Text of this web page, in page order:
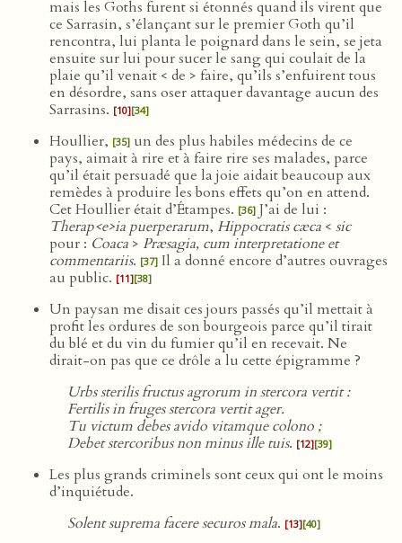
mais les Goths furent si étonnés quand ils virent que
ce Sarrasin, s’élançant sur le premier Goth qu’il
rencontra, lui planta le poignard dans le sein, se jeta
ensuite sur lui pour sucer le sang qui coulait de la
plaie qu’il venait < de > faire, qu’ils s’enfuirent tous
en désordre, sans oser attaquer davantage aucun des
Sarrasins. [10][34]
Houllier, [35] un des plus habiles médecins de ce
pays, aimait à rire et à faire rire ses malades, parce
qu’il était persuadé que la joie aidait beaucoup aux
remèdes à produire les bons effets qu’on en attend.
Cet Houllier était d’Étampes. [36] J’ai de lui :
Therap<e>ia puerperarum, Hippocratis cæca < sic
pour : Coaca > Præsagia, cum interpretatione et
commentariis. [37] Il a donné encore d’autres ouvrages
au public. [11][38]
Un paysan me disait ces jours passés qu’il mettait à
profit les ordures de son bourgeois parce qu’il tirait
du blé et du vin du fumier qu’il en recevait. Ne
dirait-on pas que ce drôle a lu cette épigramme ?
Urbs sterilis fructus agrorum in stercora vertit :
Fertilis in fruges stercora vertit ager.
Tu victum debes avido vitamque colono ;
Debet stercoribus non minus ille tuis. [12][39]
Les plus grands criminels sont ceux qui ont le moins
d’inquiétude.
Solent suprema facere securos mala. [13][40]